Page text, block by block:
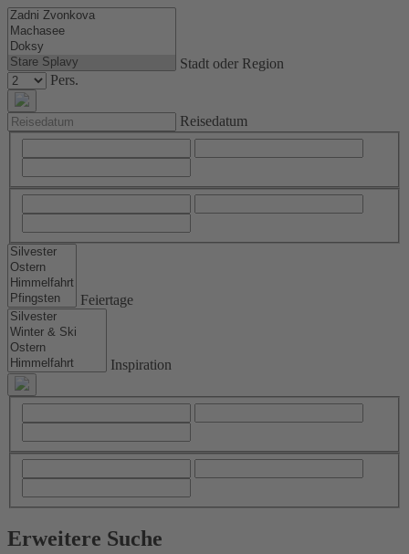
Stadt oder Region
Pers.
Reisedatum
Feiertage
Inspiration
Erweitere Suche